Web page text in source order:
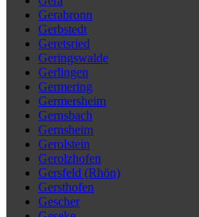
Gerabronn
Gerbstedt
Geretsried
Geringswalde
Gerlingen
Germering
Germersheim
Gernsbach
Gernsheim
Gerolstein
Gerolzhofen
Gersfeld (Rhön)
Gersthofen
Gescher